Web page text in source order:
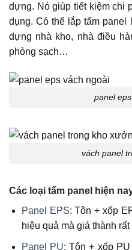
dựng. Nó giúp tiết kiệm chi
dụng. Có thể lắp tấm panel
dựng nhà kho, nhà điều
phòng sạch…
panel
vách panel
Các loại tấm panel hiện
Panel EPS: Tôn + xốp
hiệu quả mà giá thành
Panel PU: Tôn + xốp